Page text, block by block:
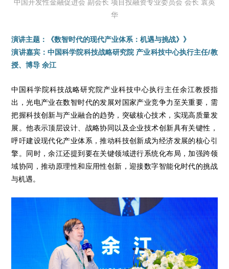
中国开发性金融促进会 副会长 项目投融资专业委员会 会长 袁英
华
演讲主题：《数智时代的现代产业体系：机遇与挑战》》
演讲嘉宾：中国科学院科技战略研究院 产业科技中心执行主任/教
授、博导 余江
中国科学院科技战略研究院产业科技中心执行主任余江教授指
出，光电产业在数智时代的发展对国家产业竞争力至关重要，需
把握科技创新与产业融合的趋势，突破核心技术，实现高质量发
展。他表示顶层设计、战略协同以及企业技术创新具有关键性，
呼吁建设现代化产业体系，推动科技创新成为经济发展的核心引
擎。同时，余江还提到要在关键领域进行系统化布局，加强跨领
域协同，推动原理性和应用性创新，迎接数字智能化时代的挑战
与机遇。